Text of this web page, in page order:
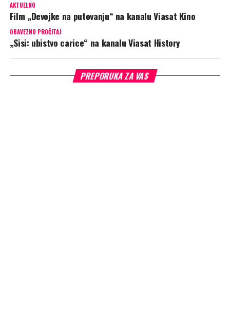
AKTUELNO
Film „Devojke na putovanju“ na kanalu Viasat Kino
OBAVEZNO PROČITAJ
„Sisi: ubistvo carice“ na kanalu Viasat History
PREPORUKA ZA VAS